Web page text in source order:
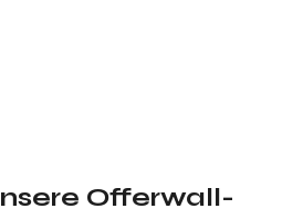
Offerwall-